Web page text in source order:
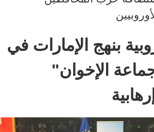
بنهج الإمارات في
الإخوان"